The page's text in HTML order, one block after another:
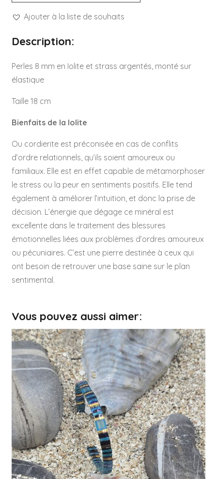
IOLITE
-
IO0004
Ajouter à la liste de souhaits
Description:
Perles 8 mm en Iolite et strass argentés, monté sur
élastique
Taille 18 cm
Bienfaits de la Iolite
Ou cordierite est préconisée en cas de conflits
d’ordre relationnels, qu’ils soient amoureux ou
familiaux. Elle est en effet capable de métamorphoser
le stress ou la peur en sentiments positifs. Elle tend
également à améliorer l’intuition, et donc la prise de
décision. L’énergie que dégage ce minéral est
excellente dans le traitement des blessures
émotionnelles liées aux problèmes d’ordres amoureux
ou pécuniaires. C’est une pierre destinée à ceux qui
ont besoin de retrouver une base saine sur le plan
sentimental.
Vous pouvez aussi aimer: